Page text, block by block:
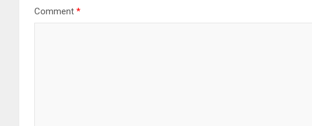
Comment *